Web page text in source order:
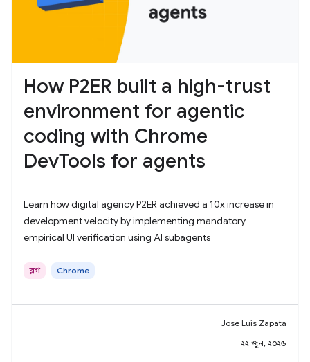
How P2ER built a high-trust
environment for agentic
coding with Chrome
DevTools for agents
Learn how digital agency P2ER achieved a 10x increase in
development velocity by implementing mandatory
empirical UI verification using AI subagents
ব্লগ Chrome
Jose Luis Zapata
২২ জুন, ২০২৬